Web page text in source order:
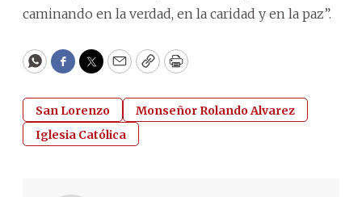
caminando en la verdad, en la caridad y en la paz”.
WhatsApp
Facebook
Twitter
EmailCopyPrint
San Lorenzo
Monseñor Rolando Alvarez
Iglesia Católica